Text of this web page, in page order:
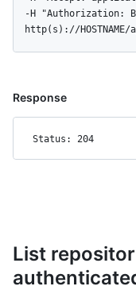
http(s)://
Response
Status: 204
List